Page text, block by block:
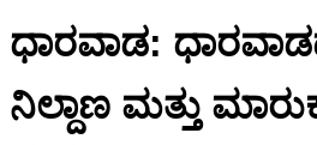
ಧಾರವಾಡ:
ನಿಲ್ದಾಣ ಮತ್ತು